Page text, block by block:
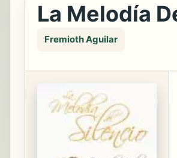
La Melodía
Fremioth Aguilar